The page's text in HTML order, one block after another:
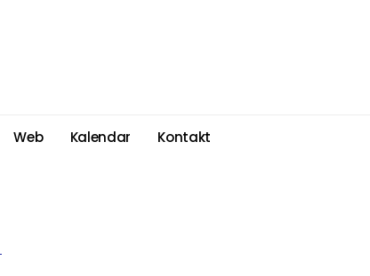
Web Kalendar Kontakt